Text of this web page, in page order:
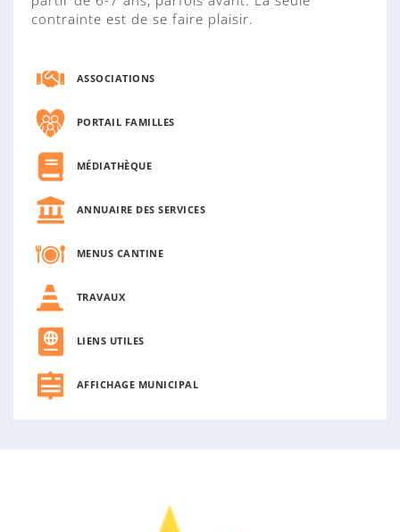
contrainte est de se faire plaisir.
ASSOCIATIONS
PORTAIL FAMILLES
MÉDIATHÈQUE
ANNUAIRE DES SERVICES
MENUS CANTINE
TRAVAUX
LIENS UTILES
AFFICHAGE MUNICIPAL